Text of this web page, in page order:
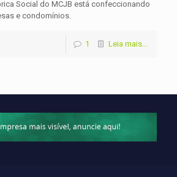
Social do MCJB está confeccionando
e condomínios.
1 Leia mais...